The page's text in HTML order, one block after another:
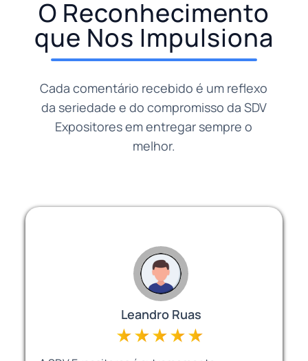
O Reconhecimento
que Nos Impulsiona
Cada comentário recebido é um reflexo
da seriedade e do compromisso da SDV
Expositores em entregar sempre o
melhor.
Risonete Rodrigues